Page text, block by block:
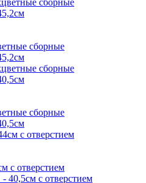
сборные
сборные
с отверстием